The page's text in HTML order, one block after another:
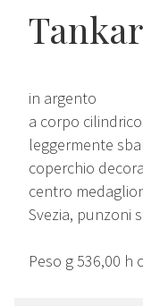
in argento
a corpo
leggermente
coperchio
centro
Svezia, punzoni
Peso g 536,00 h